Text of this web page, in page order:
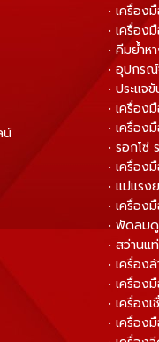
น์
• เครื่อ
• เครื่อง
• คีมย้ำห
• อุปกร
• ประแ
• เครื่อง
• เครื่อง
• รอกโซ่
• เครื่อง
• แม่แรง
• เครื่อง
• พัดลม
• สว่านแ
• เครื่อ
• เครื่อ
• เครื่อง
• เครื่อง